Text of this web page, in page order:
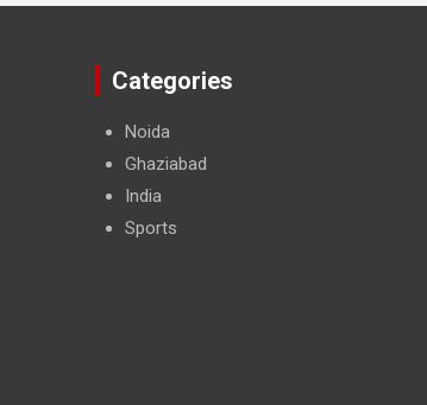
Categories
Noida
Ghaziabad
India
Sports